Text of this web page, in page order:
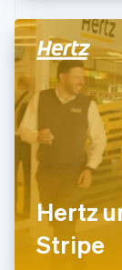
Hertz
Stripe
Estados
English
Estonia
English
Finlandia
English
Francia
Français
Gibraltar
English
Grecia
English
Hungría
English